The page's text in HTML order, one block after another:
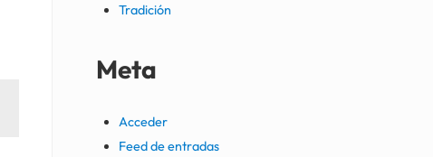
Tradición
Meta
Acceder
Feed de entradas